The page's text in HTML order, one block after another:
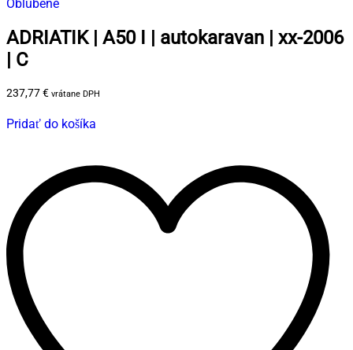
Oblúbené
ADRIATIK | A50 I | autokaravan | xx-2006
| C
237,77€ vrátane DPH
Pridať do košíka